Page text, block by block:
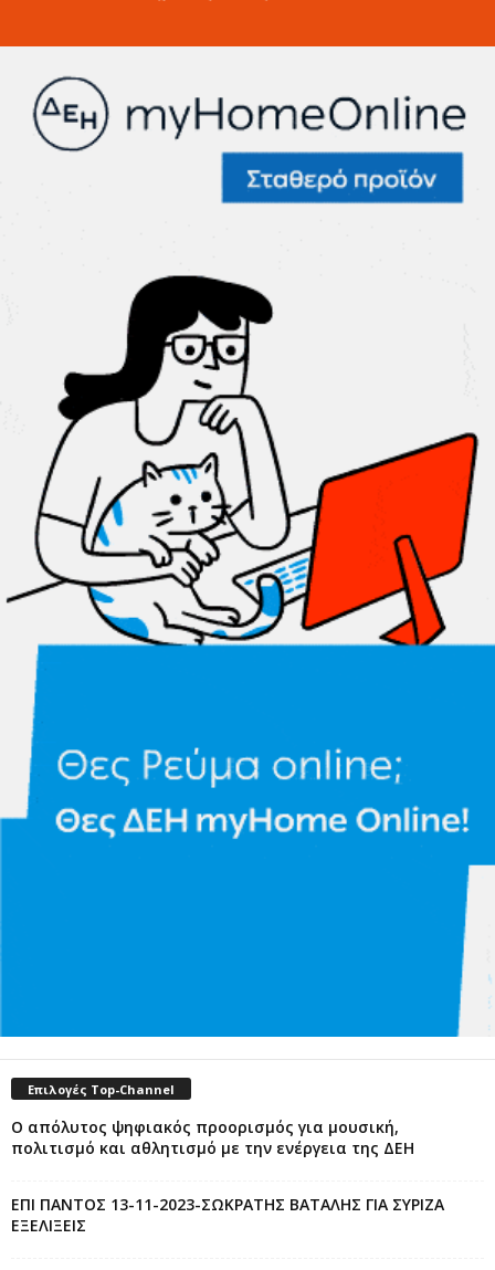
Επιλογές Top-Channel
Ο απόλυτος ψηφιακός προορισμός για μουσική,
πολιτισμό και αθλητισμό με την ενέργεια της ΔΕΗ
ΕΠΙ ΠΑΝΤΟΣ 13-11-2023-ΣΩΚΡΑΤΗΣ ΒΑΤΑΛΗΣ ΓΙΑ ΣΥΡΙΖΑ
ΕΞΕΛΙΞΕΙΣ